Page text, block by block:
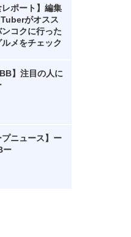
レポート】編集
がオスス
コクに行った
メをチェック
】注目の人に
プニュース】ー
ー